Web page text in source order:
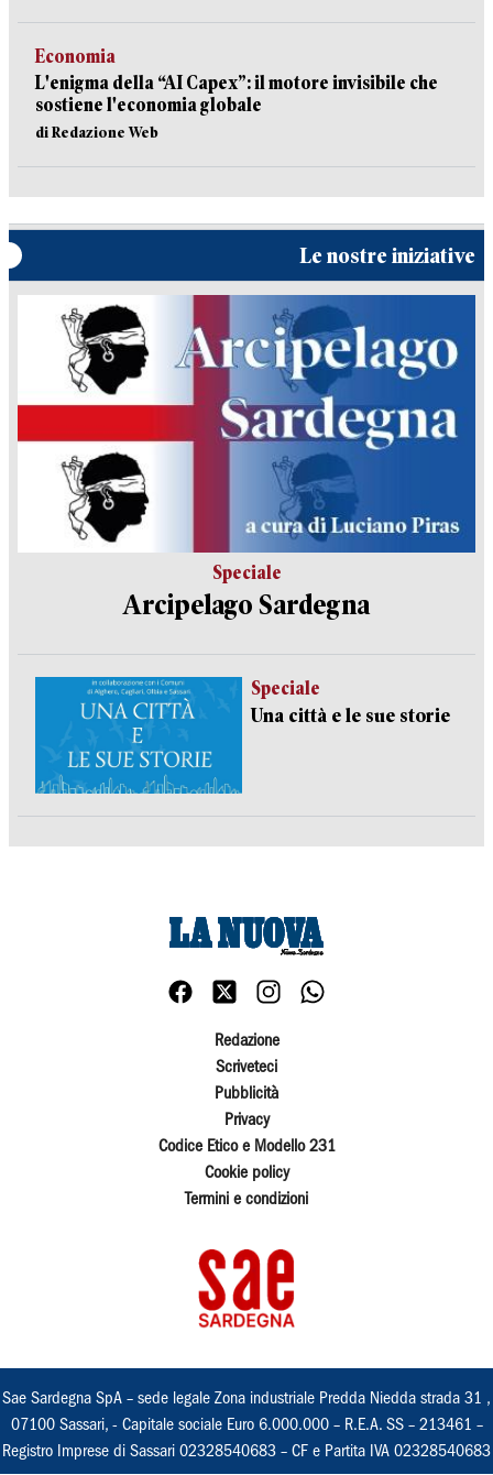
Economia
L'enigma della “AI Capex”: il motore invisibile che
sostiene l'economia globale
di Redazione Web
Le nostre iniziative
Speciale
Arcipelago Sardegna
Speciale
Una città e le sue storie
Redazione
Scriveteci
Pubblicità
Privacy
Codice Etico e Modello 231
Cookie policy
Termini e condizioni
Sae Sardegna SpA – sede legale Zona industriale Predda Niedda strada 31 ,
07100 Sassari, - Capitale sociale Euro 6.000.000 – R.E.A. SS – 213461 –
Registro Imprese di Sassari 02328540683 – CF e Partita IVA 02328540683